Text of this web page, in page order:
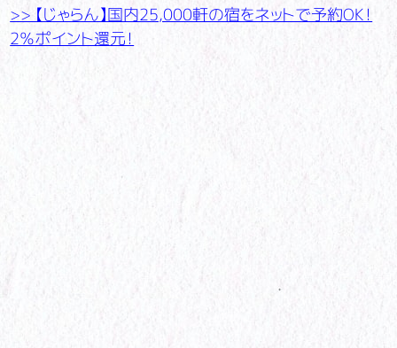
>> 【じゃらん】国内25,000軒の宿をネットで予約OK！
2％ポイント還元！